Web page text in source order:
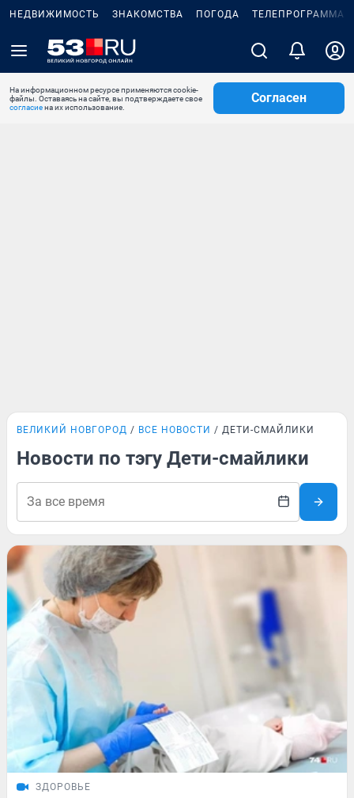
НЕДВИЖИМОСТЬ ЗНАКОМСТВА ПОГОДА ТЕЛЕПРОГРАММА
На информационном ресурсе применяются cookie-
файлы. Оставаясь на сайте, вы подтверждаете свое
согласиена их использование.
Согласен
ВЕЛИКИЙ НОВГОРОД ВСЕ НОВОСТИ ДЕТИ-СМАЙЛИКИ
Новости по тэгу Дети-смайлики
ЗДОРОВЬЕ